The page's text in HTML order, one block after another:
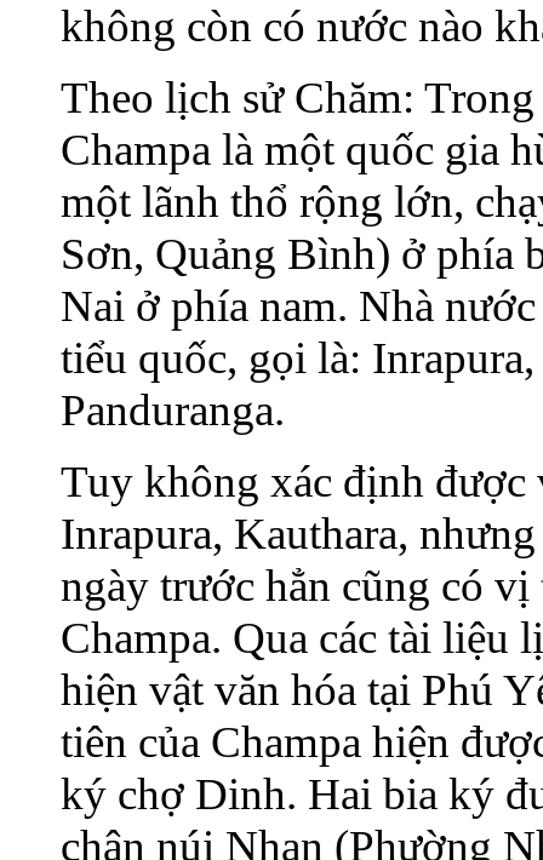
không còn có nước nào
Theo lịch sử Chăm:
Champa là một quốc gia
một lãnh thổ rộng lớn,
Sơn, Quảng Bình) ở phía
Nai ở phía nam. Nhà
tiểu quốc, gọi là:
Panduranga.
Tuy không xác định
Inrapura, Kauthara,
ngày trước hẳn cũng có
Champa. Qua các tài liệu
hiện vật văn hóa tại Phú
tiên của Champa hiện
ký chợ Dinh. Hai bia ký
chân núi Nhạn (Phường